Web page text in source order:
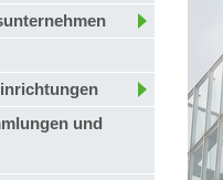
und